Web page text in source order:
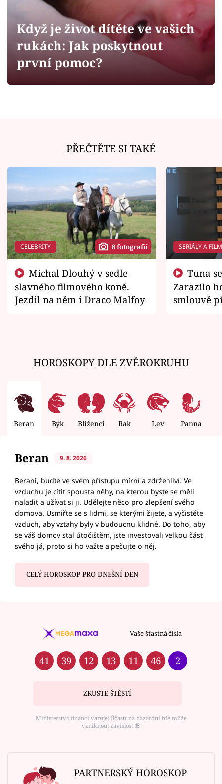
Sledujte prima+
Filmový festival Karlovy Vary
Sledujte nás
Když je život dítěte ve vašich
rukách: Jak poskytnout
první pomoc?
PŘEČTĚTE SI TAKÉ
CELEBRITY 8 fotografií
slavného filmového koně.
Jezdil na něm i Draco Malfoy
SERIÁLY A
Zarazilo
smlouvě
HOROSKOPY DLE ZVĚROKRUHU
Beran Býk Blíženci Rak Lev Panna
Beran 9. 8. 2026
Berani, buďte ve svém přístupu mírní a zdrženliví. Ve
vzduchu je cítit spousta něhy, na kterou byste se měli
naladit a užívat si ji. Udělejte něco pro zlepšení svého
domova. Usmiřte se s lidmi, se kterými žijete, a vyčistěte
vzduch, aby vztahy byly v budoucnu klidné. Do toho, aby
se váš domov stal útočištěm, jste investovali velkou část
svého já, proto si ho važte a pečujte o něj.
CELÝ HOROSKOP PRO DNEŠNÍ DEN
Vaše šťastná čísla
41 39 12 13 11 46 2
ZKUSTE ŠTĚSTÍ
Ministerstvo financí varuje: Účastí na hazardní hře může
vzniknout závislost ⑱
PARTNERSKÝ HOROSKOP